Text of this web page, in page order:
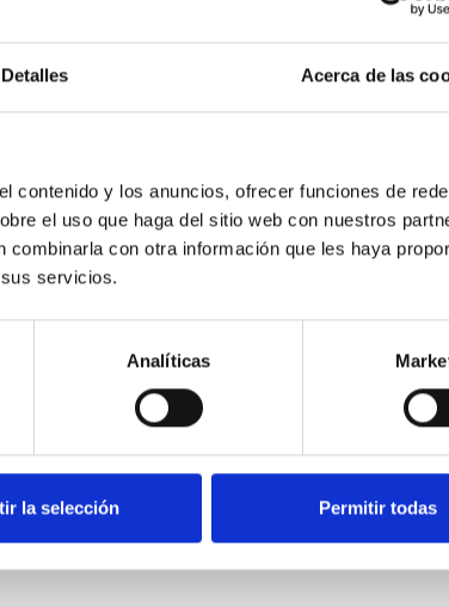
Detalles Acerca de las
contenido y los anuncios, ofrecer funciones de
el uso que haga del sitio web con nuestros
con otra información que les haya
servicios.
Analíticas
la selección Permitir todas
Clínica